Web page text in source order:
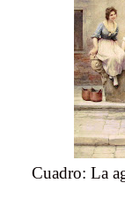
Cuadro: La